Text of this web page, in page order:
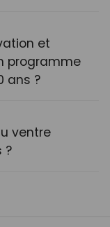
et
programme
ans ?
ventre
?